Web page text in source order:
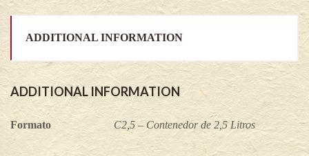
ADDITIONAL INFORMATION
ADDITIONAL INFORMATION
Formato C2,5 – Contenedor de 2,5 Litros